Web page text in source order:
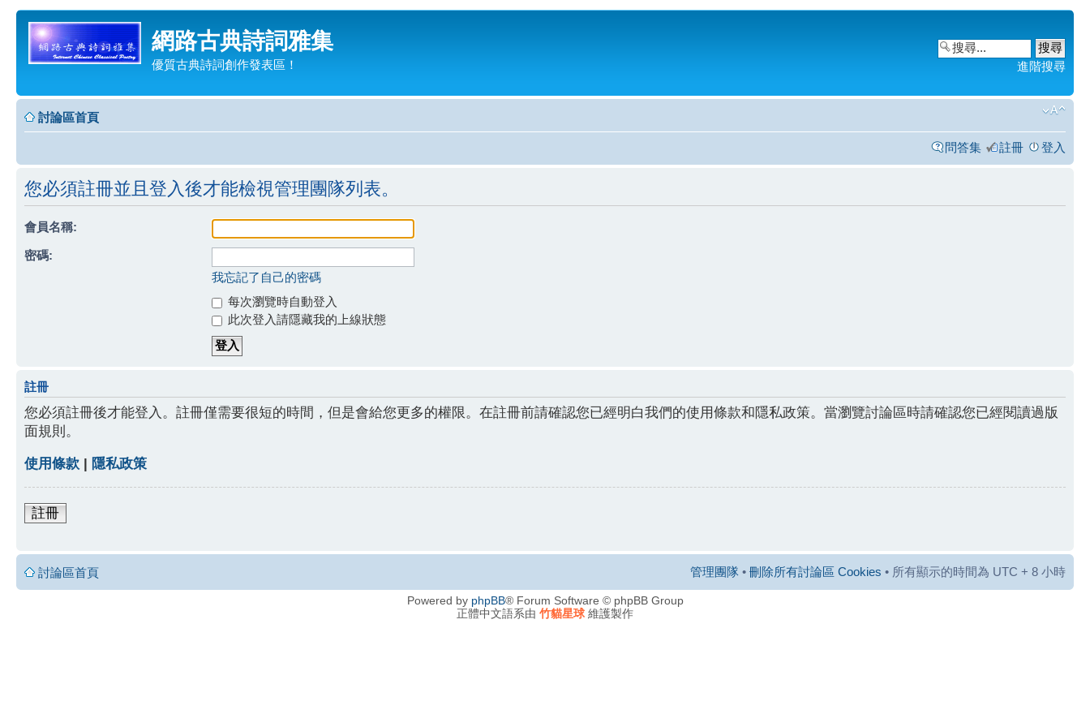
網路古典詩詞雅集
優質古典詩詞創作發表區！ 進階搜尋
討論區首頁
問答集 註冊 登入
您必須註冊並且登入後才能檢視管理團隊列表。
會員名稱:
密碼:
我忘記了自己的密碼
每次瀏覽時自動登入
此次登入請隱藏我的上線狀態
註冊
您必須註冊後才能登入。註冊僅需要很短的時間，但是會給您更多的權限。在註冊前請確認您已經明白我們的使用條款和隱私政策。當瀏覽討論區時請確認您已經閱讀過版
面規則。
使用條款 | 隱私政策
註冊
討論區首頁 管理團隊 • 刪除所有討論區 Cookies • 所有顯示的時間為 UTC + 8 小時
Powered by phpBB® Forum Software © phpBB Group
正體中文語系由 竹貓星球 維護製作